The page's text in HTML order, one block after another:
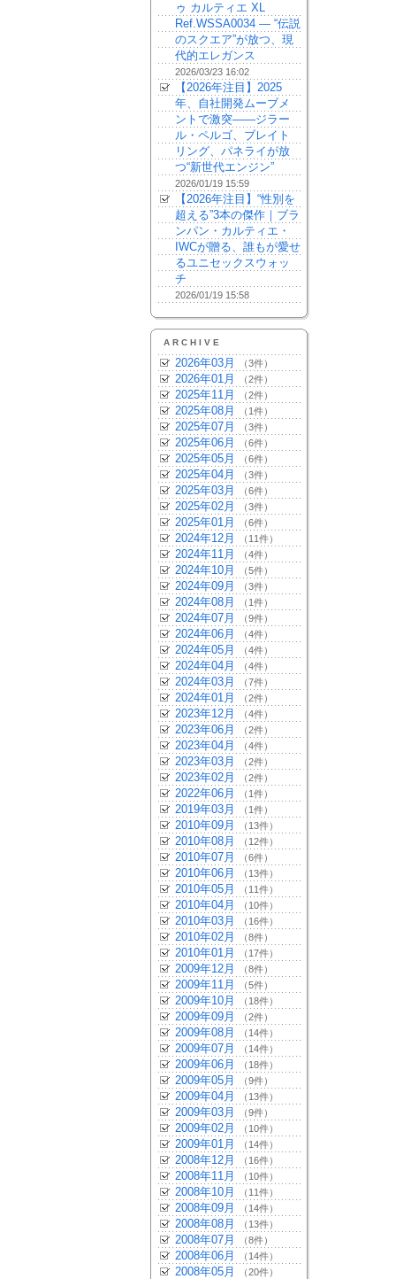
ゥ カルティエ XL
Ref.WSSA0034 — “伝説
のスクエア”が放つ、現
代的エレガンス
2026/03/23 16:02
【2026年注目】2025
年、自社開発ムーブメ
ントで激突——ジラー
ル・ペルゴ、ブレイト
リング、パネライが放
つ“新世代エンジン”
2026/01/19 15:59
【2026年注目】“性別を
超える”3本の傑作｜ブラ
ンパン・カルティエ・
IWCが贈る、誰もが愛せ
るユニセックスウォッ
チ
2026/01/19 15:58
ARCHIVE
2026年03月 （3件）
2026年01月 （2件）
2025年11月 （2件）
2025年08月 （1件）
2025年07月 （3件）
2025年06月 （6件）
2025年05月 （6件）
2025年04月 （3件）
2025年03月 （6件）
2025年02月 （3件）
2025年01月 （6件）
2024年12月 （11件）
2024年11月 （4件）
2024年10月 （5件）
2024年09月 （3件）
2024年08月 （1件）
2024年07月 （9件）
2024年06月 （4件）
2024年05月 （4件）
2024年04月 （4件）
2024年03月 （7件）
2024年01月 （2件）
2023年12月 （4件）
2023年06月 （2件）
2023年04月 （4件）
2023年03月 （2件）
2023年02月 （2件）
2022年06月 （1件）
2019年03月 （1件）
2010年09月 （13件）
2010年08月 （12件）
2010年07月 （6件）
2010年06月 （13件）
2010年05月 （11件）
2010年04月 （10件）
2010年03月 （16件）
2010年02月 （8件）
2010年01月 （17件）
2009年12月 （8件）
2009年11月 （5件）
2009年10月 （18件）
2009年09月 （2件）
2009年08月 （14件）
2009年07月 （14件）
2009年06月 （18件）
2009年05月 （9件）
2009年04月 （13件）
2009年03月 （9件）
2009年02月 （10件）
2009年01月 （14件）
2008年12月 （16件）
2008年11月 （10件）
2008年10月 （11件）
2008年09月 （14件）
2008年08月 （13件）
2008年07月 （8件）
2008年06月 （14件）
2008年05月 （20件）